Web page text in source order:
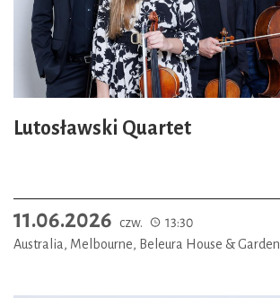
Lutosławski Quartet
11.06.2026 czw.
13:30
Australia, Melbourne, Beleura House & Garden